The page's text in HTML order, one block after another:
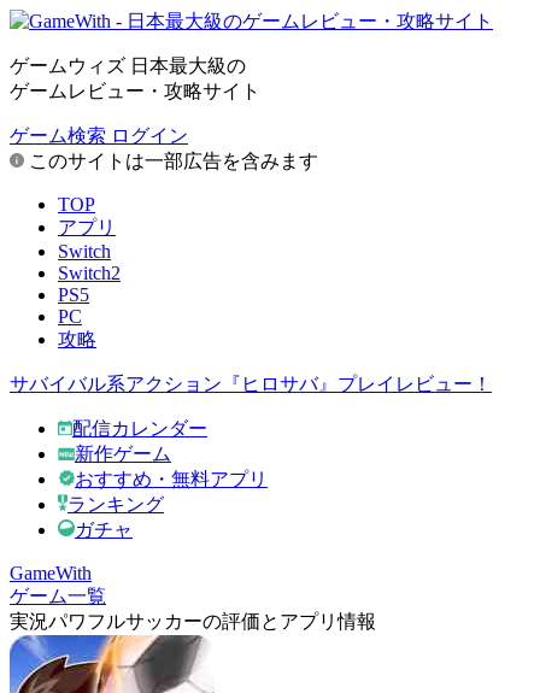
ゲームウィズ 日本最大級の
ゲームレビュー・攻略サイト
ゲーム検索 ログイン
このサイトは一部広告を含みます
TOP
アプリ
Switch
Switch2
PS5
PC
攻略
サバイバル系アクション『ヒロサバ』プレイレビュー！
配信カレンダー
新作ゲーム
おすすめ・無料アプリ
ランキング
ガチャ
GameWith
ゲーム一覧
実況パワフルサッカーの評価とアプリ情報